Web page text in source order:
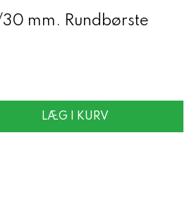
30 mm. Rundbørste
LÆG I KURV